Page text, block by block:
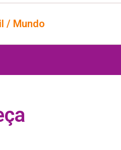
/ Mundo